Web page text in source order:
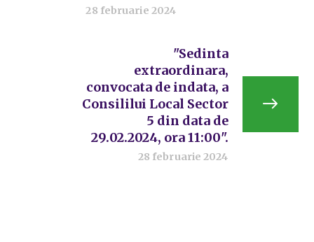
28 februarie 2024
"Sedinta
extraordinara,
convocata de indata, a
Consililui Local Sector
5 din data de
29.02.2024, ora 11:00".
28 februarie 2024